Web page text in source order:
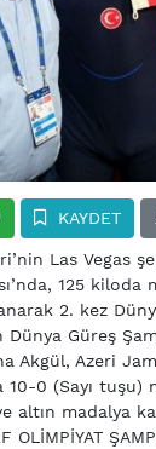
KAYDET
Las Vegas
125 kiloda
2. kez
Dünya Güreş
Akgül, Azeri
10-0 (Sayı tuşu)
altın madalya
OLİMPİYAT